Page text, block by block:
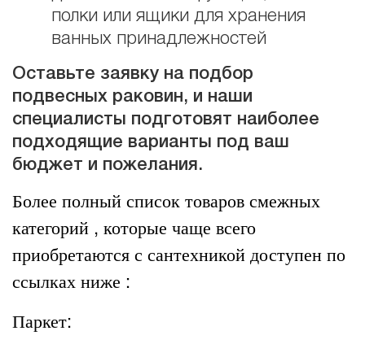
полки или ящики для хранения
ванных принадлежностей
Оставьте заявку на подбор
подвесных раковин, и наши
специалисты подготовят наиболее
подходящие варианты под ваш
бюджет и пожелания.
Более полный список товаров смежных
категорий , которые чаще всего
приобретаются с сантехникой доступен по
ссылках ниже :
Паркет: